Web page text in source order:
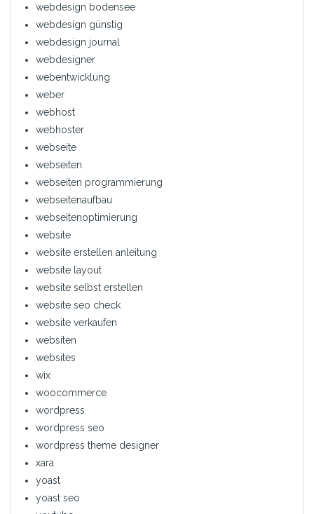
webdesign bodensee
webdesign günstig
webdesign journal
webdesigner
webentwicklung
weber
webhost
webhoster
webseite
webseiten
webseiten programmierung
webseitenaufbau
webseitenoptimierung
website
website erstellen anleitung
website layout
website selbst erstellen
website seo check
website verkaufen
websiten
websites
wix
woocommerce
wordpress
wordpress seo
wordpress theme designer
xara
yoast
yoast seo